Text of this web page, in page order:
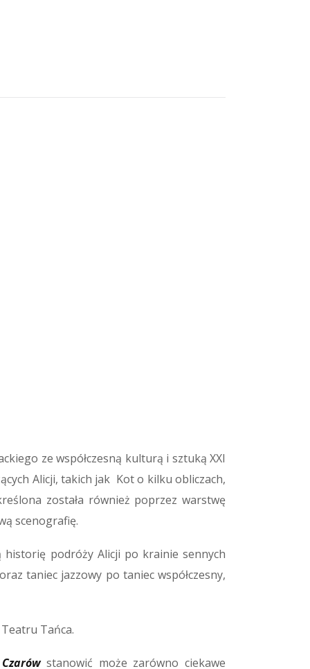
ze współczesną kulturą i sztuką XXI
Alicji, takich jak Kot o kilku obliczach,
została również poprzez warstwę
scenografię.
historię podróży Alicji po krainie sennych
taniec jazzowy po taniec współczesny,
Tańca.
stanowić może zarówno ciekawe